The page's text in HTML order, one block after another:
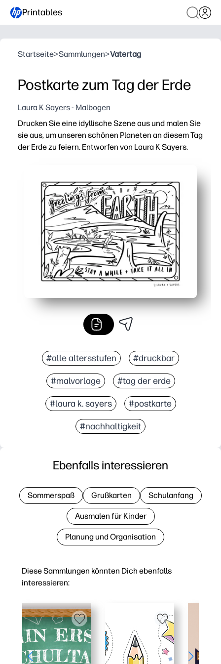
Printables
Startseite>Sammlungen>Vatertag
Postkarte zum Tag der Erde
Laura K Sayers - Malbogen
Drucken Sie eine idyllische Szene aus und malen Sie
sie aus, um unseren schönen Planeten an diesem Tag
der Erde zu feiern. Entworfen von Laura K Sayers.
Initiieren Sie ein bedeutungsvolles Gespräch zum
Fördert den Fokus und die Feinmotorik — detaillierte
Perfekt für den Unterricht oder zu Hause — ideal für
#alle altersstufen #druckbar
#malvorlage #tag der erde
#laura k. sayers #postkarte
#nachhaltigkeit
Diese Sammlungen könnten Dich ebenfalls
interessieren:
Ebenfalls interessieren
Sommerspaß Grußkarten Schulanfang
Ausmalen für Kinder
Planung und Organisation